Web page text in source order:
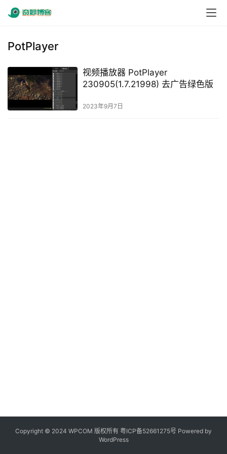
PotPlayer
视频播放器 PotPlayer
230905(1.7.21998) 去广告绿色版
2023年9月7日
Copyright © 2024 WPCOM 版权所有 粤ICP备52661275号 Powered by
WordPress